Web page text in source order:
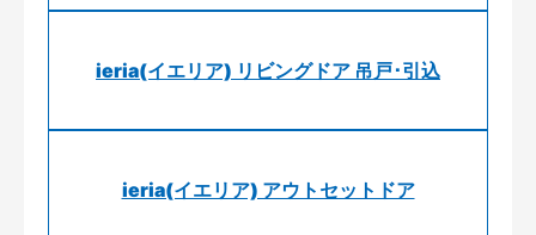
ieria(イエリア) リビングドア 吊戸･引込
ieria(イエリア) アウトセットドア